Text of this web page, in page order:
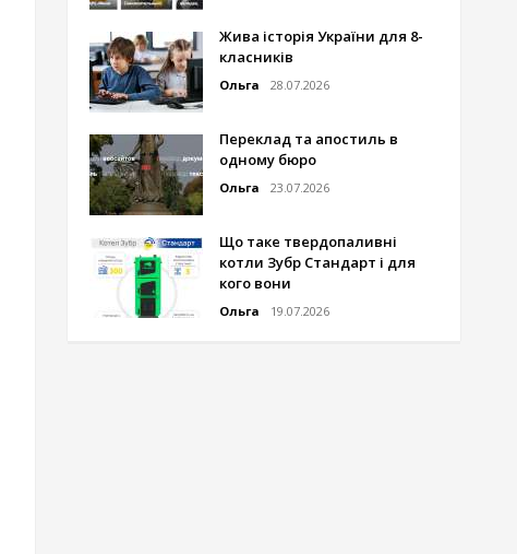
Жива історія України для 8-
класників
Ольга 28.07.2026
Переклад та апостиль в
одному бюро
Ольга 23.07.2026
Що таке твердопаливні
котли Зубр Стандарт і для
кого вони
Ольга 19.07.2026